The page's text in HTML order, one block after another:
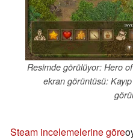
Resimde görülüyor: Hero
ekran görüntüsü:
Steam incelemelerine göre